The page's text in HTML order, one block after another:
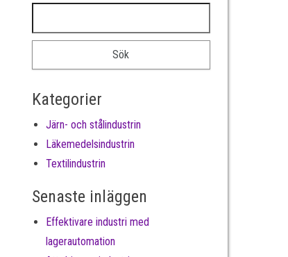
Kategorier
Järn- och stålindustrin
Läkemedelsindustrin
Textilindustrin
Senaste inläggen
Effektivare industri med
lagerautomation